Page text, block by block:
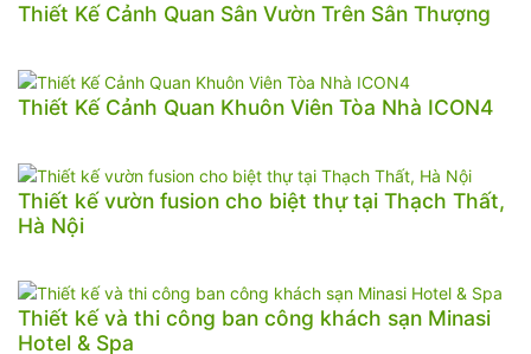
Thiết Kế Cảnh Quan Sân Vườn Trên Sân Thượng
Thiết Kế Cảnh Quan Khuôn Viên Tòa Nhà ICON4
Thiết kế vườn fusion cho biệt thự tại Thạch Thất,
Hà Nội
Thiết kế và thi công ban công khách sạn Minasi
Hotel & Spa